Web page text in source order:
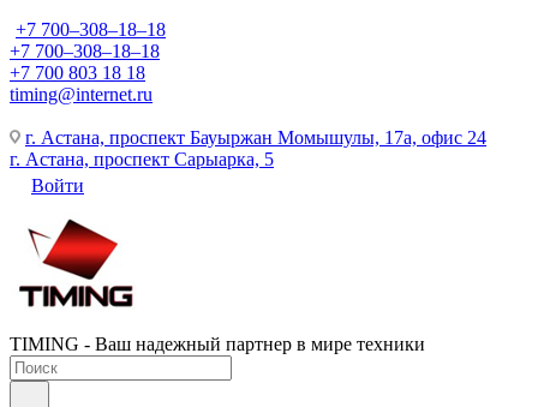
+7 700‒308‒18‒18
+7 700‒308‒18‒18
+7 700 803 18 18
timing@internet.ru
г. Астана, проспект Бауыржан Момышулы, 17а, офис 24
г. Астана, проспект Сарыарка, 5
Войти
TIMING - Ваш надежный партнер в мире техники